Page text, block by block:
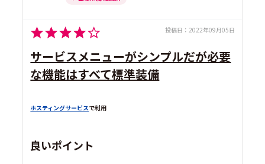
投稿日： 2022年09月05日
サービスメニューがシンプルだが必要
な機能はすべて標準装備
ホスティングサービスで利用
良いポイント